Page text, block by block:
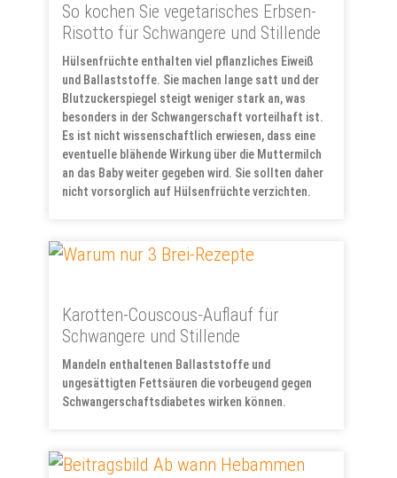
So kochen Sie vegetarisches Erbsen-
Risotto für Schwangere und Stillende
Hülsenfrüchte enthalten viel pflanzliches Eiweiß
und Ballaststoffe. Sie machen lange satt und der
Blutzuckerspiegel steigt weniger stark an, was
besonders in der Schwangerschaft vorteilhaft ist.
Es ist nicht wissenschaftlich erwiesen, dass eine
eventuelle blähende Wirkung über die Muttermilch
an das Baby weiter gegeben wird. Sie sollten daher
nicht vorsorglich auf Hülsenfrüchte verzichten.
Karotten-Couscous-Auflauf für
Schwangere und Stillende
Mandeln enthaltenen Ballaststoffe und
ungesättigten Fettsäuren die vorbeugend gegen
Schwangerschaftsdiabetes wirken können.